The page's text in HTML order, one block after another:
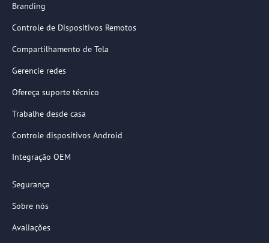
Branding
Controle de Dispositivos Remotos
Compartilhamento de Tela
Gerencie redes
Ofereça suporte técnico
Trabalhe desde casa
Controle dispositivos Android
Integração OEM
Segurança
Sobre nós
Avaliações